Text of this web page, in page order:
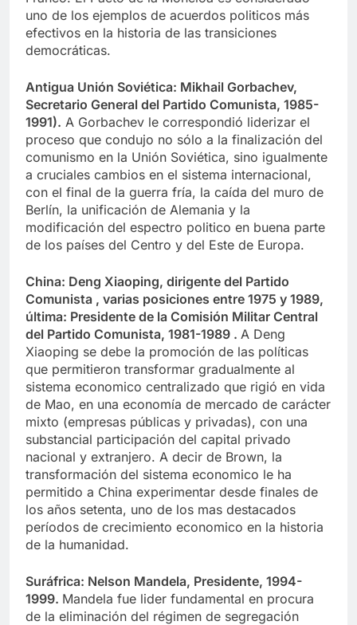
uno de los ejemplos de acuerdos politicos más
efectivos en la historia de las transiciones
democráticas.
Antigua Unión Soviética: Mikhail Gorbachev,
Secretario General del Partido Comunista, 1985-
1991). A Gorbachev le correspondió liderizar el
proceso que condujo no sólo a la finalización del
comunismo en la Unión Soviética, sino igualmente
a cruciales cambios en el sistema internacional,
con el final de la guerra fría, la caída del muro de
Berlín, la unificación de Alemania y la
modificación del espectro politico en buena parte
de los países del Centro y del Este de Europa.
China: Deng Xiaoping, dirigente del Partido
Comunista , varias posiciones entre 1975 y 1989,
última: Presidente de la Comisión Militar Central
del Partido Comunista, 1981-1989 . A Deng
Xiaoping se debe la promoción de las políticas
que permitieron transformar gradualmente al
sistema economico centralizado que rigió en vida
de Mao, en una economía de mercado de carácter
mixto (empresas públicas y privadas), con una
substancial participación del capital privado
nacional y extranjero. A decir de Brown, la
transformación del sistema economico le ha
permitido a China experimentar desde finales de
los años setenta, uno de los mas destacados
períodos de crecimiento economico en la historia
de la humanidad.
Suráfrica: Nelson Mandela, Presidente, 1994-
1999. Mandela fue lider fundamental en procura
de la eliminación del régimen de segregación